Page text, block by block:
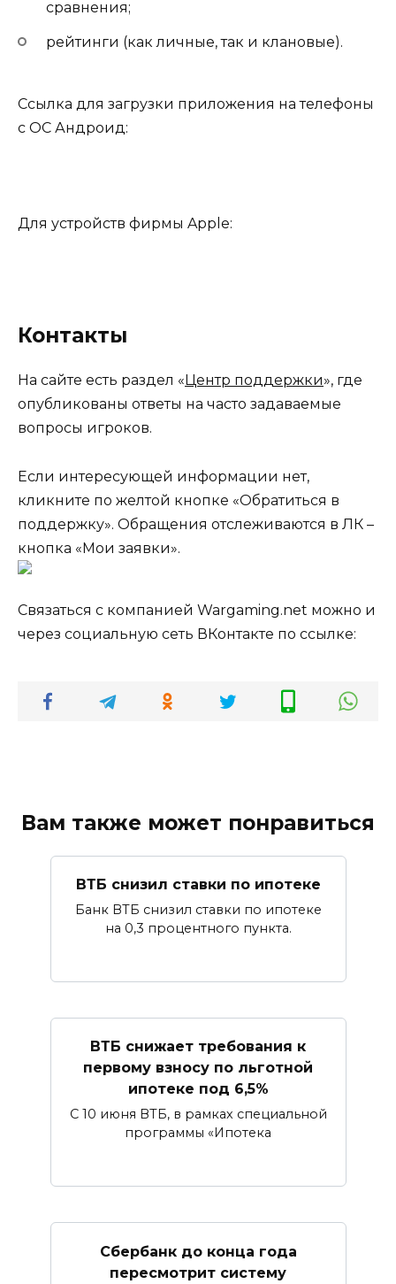
сравнения;
рейтинги (как личные, так и клановые).
Ссылка для загрузки приложения на телефоны
с ОС Андроид:
Для устройств фирмы Apple:
Контакты
На сайте есть раздел « Центр поддержки», где
опубликованы ответы на часто задаваемые
вопросы игроков.
Если интересующей информации нет,
кликните по желтой кнопке «Обратиться в
поддержку». Обращения отслеживаются в ЛК –
кнопка «Мои заявки».
Связаться с компанией Wargaming.net можно и
через социальную сеть ВКонтакте по ссылке:
Вам также может понравиться
ВТБ снизил ставки по ипотеке
Банк ВТБ снизил ставки по ипотеке
на 0,3 процентного пункта.
ВТБ снижает требования к
первому взносу по льготной
ипотеке под 6,5%
С 10 июня ВТБ, в рамках специальной
программы «Ипотека
Сбербанк​ до конца года
пересмотрит систему